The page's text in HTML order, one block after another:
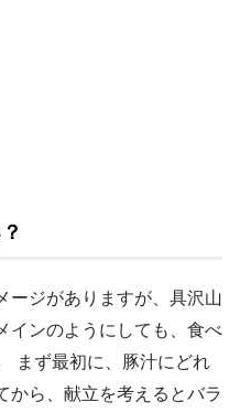
ージがありますが、具沢山
インのようにしても、食べ
まず最初に、豚汁にどれ
から、献立を考えるとバラ